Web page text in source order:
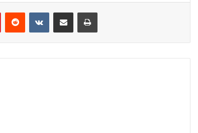
PinterestReddit VKontakteShare via Email Print